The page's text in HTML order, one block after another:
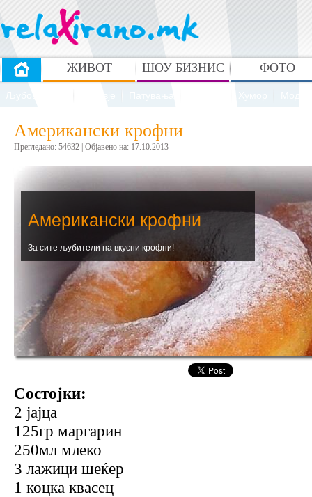
ЖИВОТ ШОУ БИЗНИС ФОТО
Американски крофни
Прегледано: 54632 | Oбјавено на: 17.10.2013
Американски крофни
За сите љубители на вкусни крофни!
Состојки:
2 јајца
125гр маргарин
250мл млеко
3 лажици шеќер
1 коцка квасец